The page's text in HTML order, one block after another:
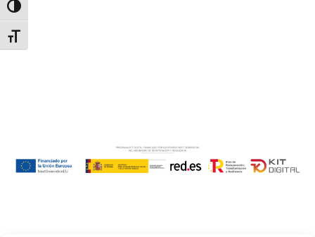
Alternar alto contraste
Alternar tamaño de letra